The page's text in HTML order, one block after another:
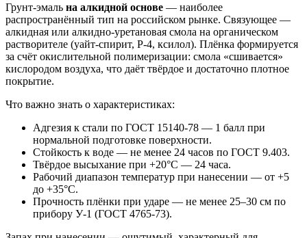
Грунт-эмаль на алкидной основе — наиболее
распространённый тип на российском рынке. Связующее —
алкидная или алкидно-уретановая смола на органическом
растворителе (уайт-спирит, Р-4, ксилол). Плёнка формируется
за счёт окислительной полимеризации: смола «сшивается»
кислородом воздуха, что даёт твёрдое и достаточно плотное
покрытие.
Что важно знать о характеристиках:
Адгезия к стали по ГОСТ 15140-78 — 1 балл при
нормальной подготовке поверхности.
Стойкость к воде — не менее 24 часов по ГОСТ 9.403.
Твёрдое высыхание при +20°C — 24 часа.
Рабочий диапазон температур при нанесении — от +5
до +35°C.
Прочность плёнки при ударе — не менее 25–30 см по
прибору У-1 (ГОСТ 4765-73).